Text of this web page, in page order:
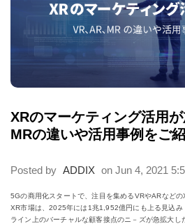
XRのマーケティング活用が
MRの違いや活用事例をご
Posted by ADDIX on Jun 4, 2021
5Gの商用化スタートで、注目を集めるVRやARなど
XR市場は、2025年には1兆1,952億円にも上る見込み
ライン上のバーチャルな顧客接点のニ－ズが急拡大